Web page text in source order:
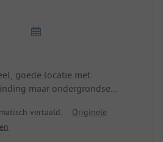
goede locatie met
maar ondergrondse
overdreven.
vertaald.
Originele